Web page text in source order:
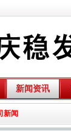
新闻资讯
新闻